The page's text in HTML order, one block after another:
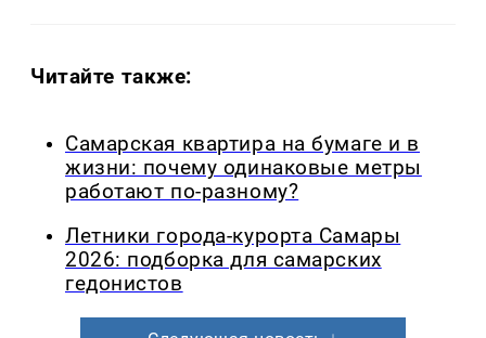
Читайте также:
Самарская квартира на бумаге и в
жизни: почему одинаковые метры
работают по-разному?
Летники города-курорта Самары
2026: подборка для самарских
гедонистов